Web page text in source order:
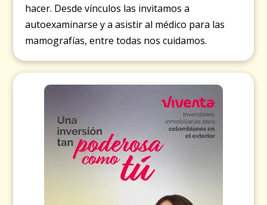
hacer. Desde vínculos las invitamos a
autoexaminarse y a asistir al médico para las
mamografías, entre todas nos cuidamos.